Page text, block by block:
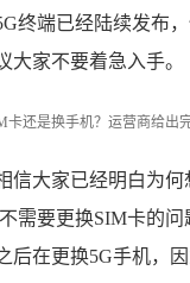
终端已经陆续发布
大家不要着急入手。
信大家已经明白为何
需要更换SIM卡的
后在更换5G手机，